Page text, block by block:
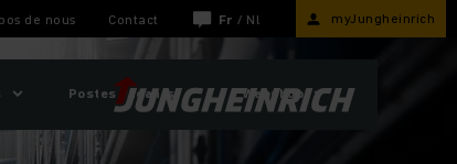
de nous Contact Fr / Nl myJungheinrich
Postes vacants Webshop